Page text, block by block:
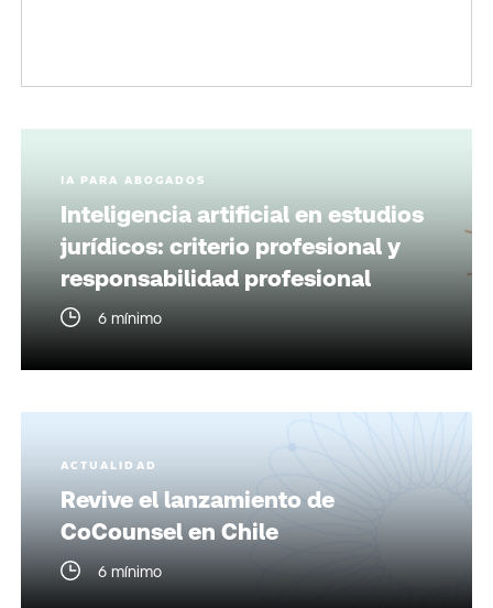
IA PARA ABOGADOS
Inteligencia artificial en estudios
jurídicos: criterio profesional y
responsabilidad profesional
6 mínimo
ACTUALIDAD
Revive el lanzamiento de
CoCounsel en Chile
6 mínimo